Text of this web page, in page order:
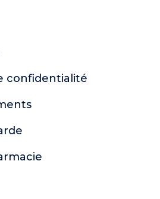
confidentialité